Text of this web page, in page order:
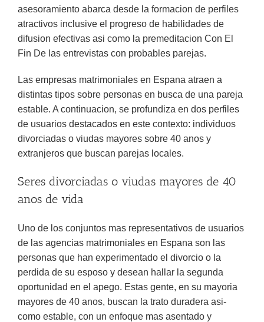
asesoramiento abarca desde la formacion de perfiles
atractivos inclusive el progreso de habilidades de
difusion efectivas asi­ como la premeditacion Con El
Fin De las entrevistas con probables parejas.
Las empresas matrimoniales en Espana atraen a
distintas tipos sobre personas en busca de una pareja
estable. A continuacion, se profundiza en dos perfiles
de usuarios destacados en este contexto: individuos
divorciadas o viudas mayores sobre 40 anos y
extranjeros que buscan parejas locales.
Seres divorciadas o viudas mayores de 40
anos de vida
Uno de los conjuntos mas representativos de usuarios
de las agencias matrimoniales en Espana son las
personas que han experimentado el divorcio o la
perdida de su esposo y desean hallar la segunda
oportunidad en el apego. Estas gente, en su mayoria
mayores de 40 anos, buscan la trato duradera asi­
como estable, con un enfoque mas asentado y